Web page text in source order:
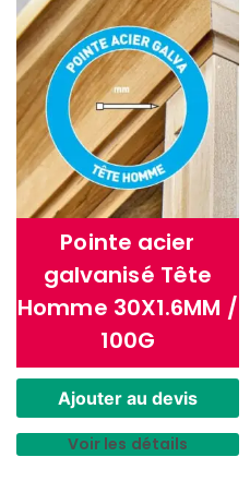
Pointe acier
galvanisé Tête
Homme 30X1.6MM /
100G
Ajouter au devis
Voir les détails